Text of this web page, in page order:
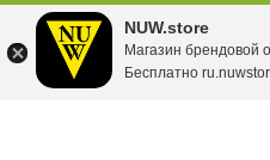
NUW.store
Магазин брендовой
Бесплатно